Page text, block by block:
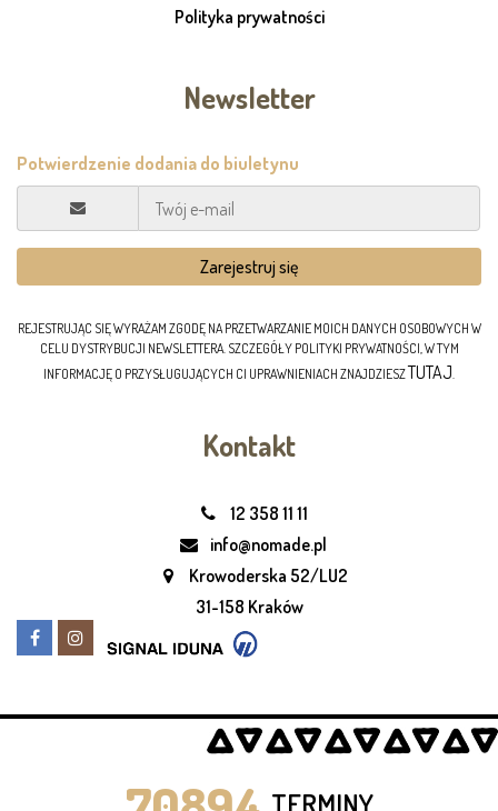
Polityka prywatności
Newsletter
REJESTRUJĄC SIĘ WYRAŻAM ZGODĘ NA PRZETWARZANIE MOICH DANYCH OSOBOWYCH W
CELU DYSTRYBUCJI NEWSLETTERA. SZCZEGÓŁY POLITYKI PRYWATNOŚCI, W TYM
INFORMACJĘ O PRZYSŁUGUJĄCYCH CI UPRAWNIENIACH ZNAJDZIESZTUTAJ.
Kontakt
12 358 11 11
info@nomade.pl
Krowoderska 52/LU2
31-158 Kraków